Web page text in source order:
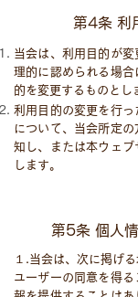
第4条 利
当会は、利用目的が
理的に認められる場合
的を変更するものとし
利用目的の変更を行
について、当会所定
知し、または本ウェブ
します。
第5条 個人
１.当会は、次に掲げ
ユーザーの同意を得